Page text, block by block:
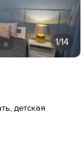
1/14
детская